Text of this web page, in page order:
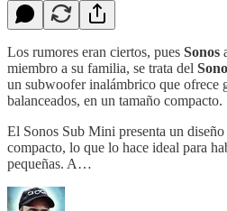
Los rumores eran ciertos, pues Sonos
miembro a su familia, se trata del
un subwoofer inalámbrico que ofrece
balanceados, en un tamaño compacto.
El Sonos Sub Mini presenta un
compacto, lo que lo hace ideal para
pequeñas. A…